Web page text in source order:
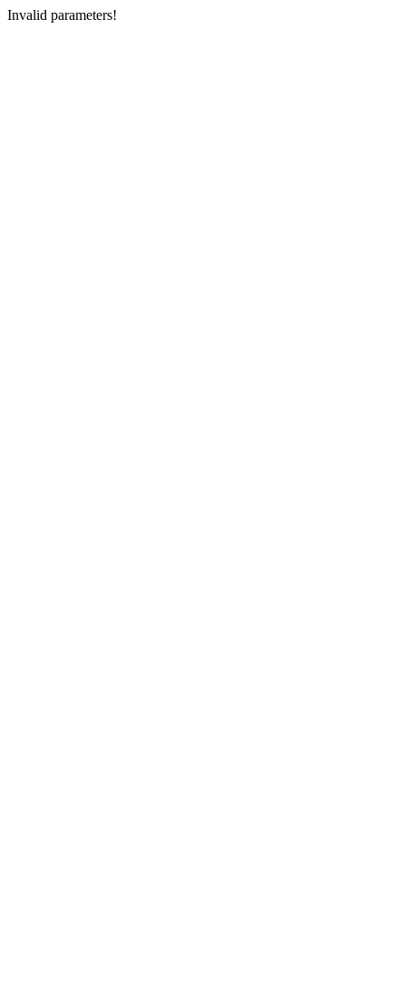
Invalid parameters!